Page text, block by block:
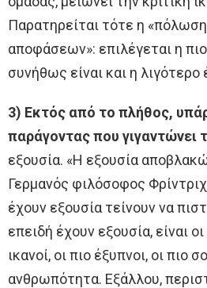
Παρατηρείται τότε η
αποφάσεων»: επιλέγεται η
συνήθως είναι και η λιγότερο
3) Εκτός από το πλήθος,
παράγοντας που γιγαντώνει
εξουσία. «Η εξουσία
Γερμανός φιλόσοφος
έχουν εξουσία τείνουν να
επειδή έχουν εξουσία, είναι
ικανοί, οι πιο έξυπνοι, οι πιο
ανθρωπότητα. Εξάλλου,